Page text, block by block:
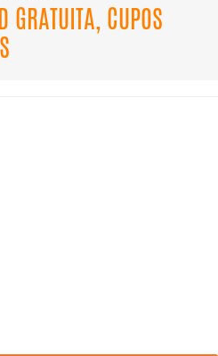
GRATUITA, CUPOS